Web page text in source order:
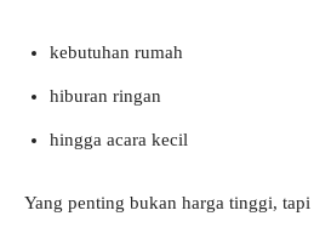
kebutuhan rumah
hiburan ringan
hingga acara kecil
Yang penting bukan harga tinggi, tapi